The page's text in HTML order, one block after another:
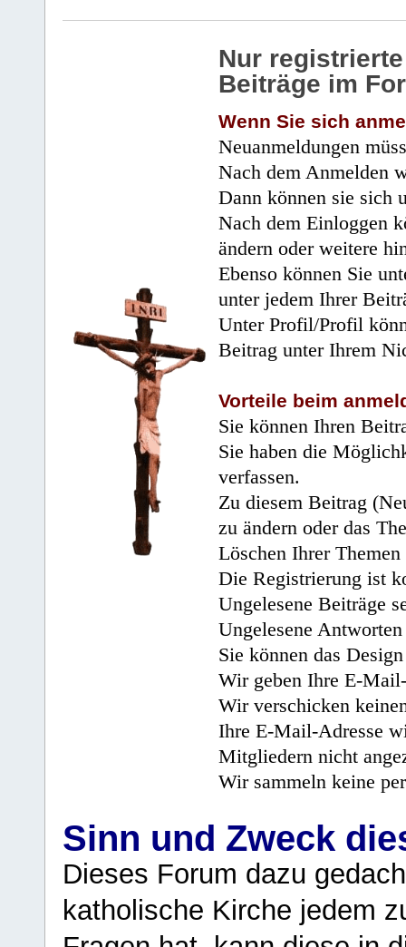
Nur
Beiträge im
Wenn Sie sich
Neuanmeldungen
Nach dem Anmelden
Dann können sie sich
Nach dem Einloggen
ändern oder weitere
Ebenso können Sie
unter jedem Ihrer
Unter Profil/Profil
Beitrag unter Ihrem
Vorteile beim
Sie können Ihren
Sie haben die
verfassen.
Zu diesem Beitrag
zu ändern oder das
Löschen Ihrer
Die Registrierung ist
Ungelesene Beiträge
Ungelesene
Sie können das
Wir geben Ihre E-
Wir verschicken
Ihre E-Mail-Adresse
Mitgliedern nicht
Wir sammeln keine
Sinn und Zweck
Dieses Forum dazu
katholische Kirche jedem